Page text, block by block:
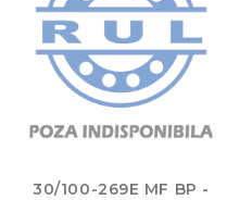
30/100-269E MF BP -